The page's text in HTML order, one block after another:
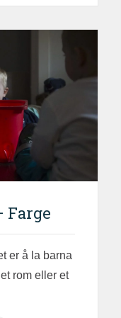
er å la barna
rom eller et